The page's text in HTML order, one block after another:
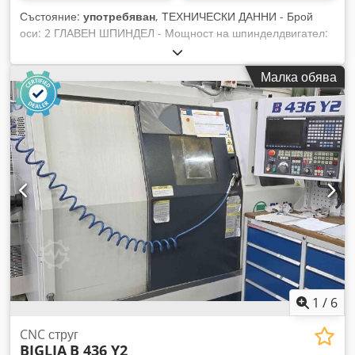
Състояние: употребяван, ТЕХНИЧЕСКИ ДАННИ - Брой
оси: 2 ГЛАВЕН ШПИНДЕЛ - Мощност на шпинделдвигател:
15 [kW] - Обороти на шпиндела: 5000 [об/мин] - Макс.
диаметър на прът: 45 [мм] - Макс. обработваема дължина:
560 [мм] - Макс. диаметър на патрона на главния шпиндел:
220 [мм] РЕВОЛВЕРНА ГЛАВА - Брой позиции: 12 - Ход X/Z:
170 / 560 [мм] ЕЛЕКТРОЗАХРАНВАНЕ - Захранващо
напрежение: 400 [V] ТЕГЛО И РАЗМЕРИ - Заета площ: 4240
x 2000 [мм] - Височина на машината: 1900 [мм] - Тегло на
машината: 4200 [кг] ОБОРУДВАНЕ Dkedpfx Adouhaf Sjpsr -
Управление: Fanuc 21i-TB - Резервоар за охлаждаща
течност - Стружкоотвод - Устройство за измерване на
инструменти
Малка обява
1 / 6
CNC струг
BIGLIA B 436 Y2